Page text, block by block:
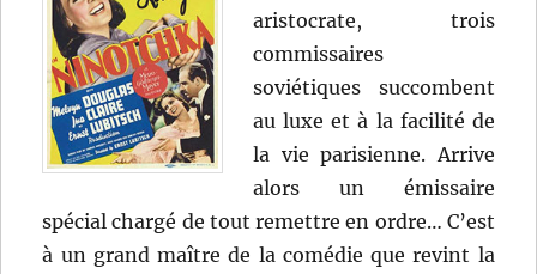
aristocrate, trois
commissaires
soviétiques succombent
au luxe et à la facilité de
la vie parisienne. Arrive
alors un émissaire
spécial chargé de tout remettre en ordre… C’est
à un grand maître de la comédie que revint la